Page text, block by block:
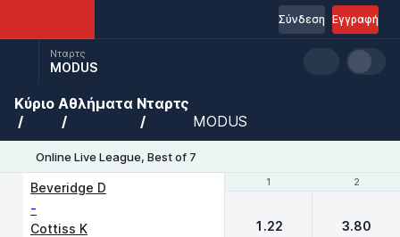
Εγγραφή
Σύνδεση
Νταρτς
MODUS
Κύριο Αθλήματα Νταρτς
MODUS
Online Live League, Best of 7
1 2
Beveridge D
-
Cottiss K
1 2
1.22 3.80